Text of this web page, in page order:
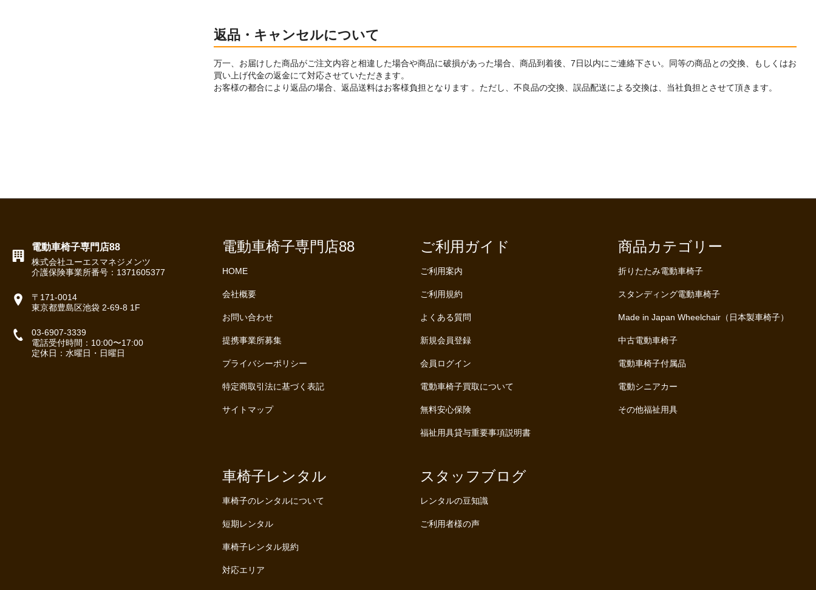
返品・キャンセルについて
万一、お届けした商品がご注文内容と相違した場合や商品に破損があった場合、商品到着後、7日以内にご連絡下さい。同等の商品との交換、もしくはお
買い上げ代金の返金にて対応させていただきます。
お客様の都合により返品の場合、返品送料はお客様負担となります 。ただし、不良品の交換、誤品配送による交換は、当社負担とさせて頂きます。
電動車椅子専門店88
株式会社ユーエスマネジメンツ
介護保険事業所番号：1371605377
〒171-0014
東京都豊島区池袋 2-69-8 1F
03-6907-3339
電話受付時間：10:00〜17:00
定休日：水曜日・日曜日
電動車椅子専門店88
HOME
会社概要
お問い合わせ
提携事業所募集
プライバシーポリシー
特定商取引法に基づく表記
サイトマップ
ご利用ガイド
ご利用案内
ご利用規約
よくある質問
新規会員登録
会員ログイン
電動車椅子買取について
無料安心保険
福祉用具貸与重要事項説明書
商品カテゴリー
折りたたみ電動車椅子
スタンディング電動車椅子
Made in Japan Wheelchair（日本製車椅子）
中古電動車椅子
電動車椅子付属品
電動シニアカー
その他福祉用具
車椅子レンタル
車椅子のレンタルについて
短期レンタル
車椅子レンタル規約
対応エリア
スタッフブログ
レンタルの豆知識
ご利用者様の声